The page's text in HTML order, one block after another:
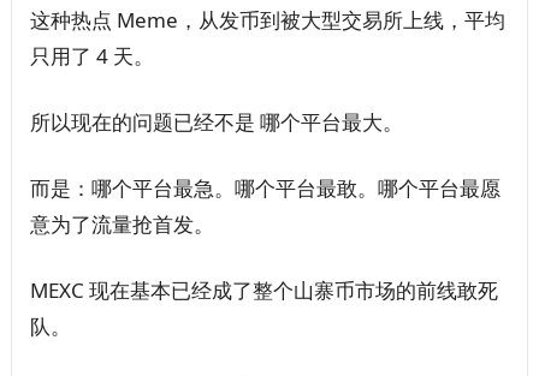
这种热点 Meme，从发币到被大型交易所上线，平均
只用了 4 天。
所以现在的问题已经不是 哪个平台最大。
而是：哪个平台最急。哪个平台最敢。哪个平台最愿
意为了流量抢首发。
MEXC 现在基本已经成了整个山寨币市场的前线敢死
队。